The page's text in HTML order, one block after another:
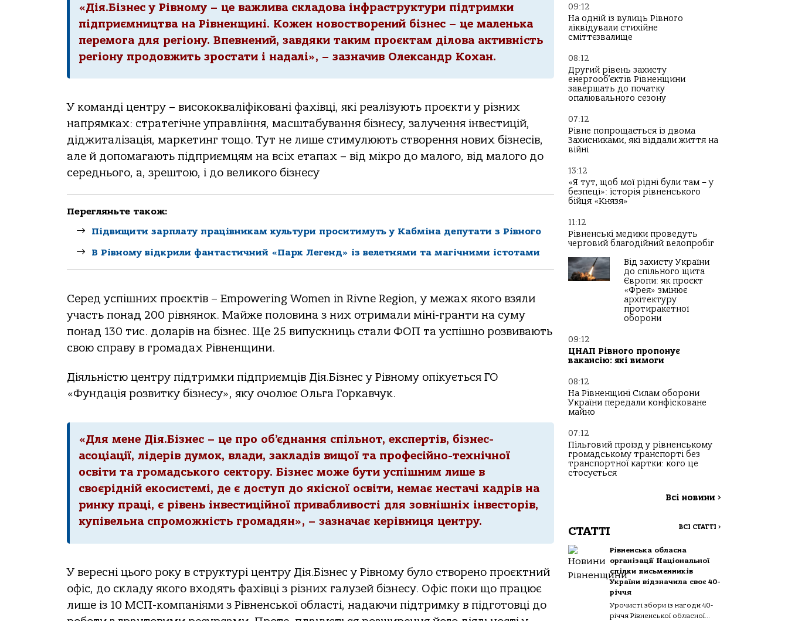
«Дія.Бізнес у Рівному – це важлива складова інфраструктури підтримки
підприємництва на Рівненщині. Кожен новостворений бізнес – це маленька
перемога для регіону. Впевнений, завдяки таким проєктам ділова активність
регіону продовжить зростати і надалі», – зазначив Олександр Кохан.
У команді центру – висококваліфіковані фахівці, які реалізують проєкти у різних
напрямках: стратегічне управління, масштабування бізнесу, залучення інвестицій,
діджиталізація, маркетинг тощо. Тут не лише стимулюють створення нових бізнесів,
але й допомагають підприємцям на всіх етапах – від мікро до малого, від малого до
середнього, а, зрештою, і до великого бізнесу
Перегляньте також:
Підвищити зарплату працівникам культури проситимуть у Кабміна депутати з Рівного
В Рівному відкрили фантастичний «Парк Легенд» із велетнями та магічними істотами
Серед успішних проєктів – Empowering Women in Rivne Region, у межах якого взяли
участь понад 200 рівнянок. Майже половина з них отримали міні-гранти на суму
понад 130 тис. доларів на бізнес. Ще 25 випускниць стали ФОП та успішно розвивають
свою справу в громадах Рівненщини.
Діяльністю центру підтримки підприємців Дія.Бізнес у Рівному опікується ГО
«Фундація розвитку бізнесу», яку очолює Ольга Горкавчук.
«Для мене Дія.Бізнес – це про об’єднання спільнот, експертів, бізнес-
асоціації, лідерів думок, влади, закладів вищої та професійно-технічної
освіти та громадського сектору. Бізнес може бути успішним лише в
своєрідній екосистемі, де є доступ до якісної освіти, немає нестачі кадрів на
ринку праці, є рівень інвестиційної привабливості для зовнішніх інвесторів,
купівельна спроможність громадян», – зазначає керівниця центру.
У вересні цього року в структурі центру Дія.Бізнес у Рівному було створено проєктний
офіс, до складу якого входять фахівці з різних галузей бізнесу. Офіс поки що працює
лише із 10 МСП-компаніями з Рівненської області, надаючи підтримку в підготовці до
09:12
На одній із вулиць Рівного
ліквідували стихійне
сміттєзвалище
08:12
Другий рівень захисту
енергооб’єктів Рівненщини
завершать до початку
опалювального сезону
07:12
Рівне попрощається із двома
Захисниками, які віддали життя на
війні
13:12
«Я тут, щоб мої рідні були там – у
безпеці»: історія рівненського
бійця «Князя»
11:12
Рівненські медики проведуть
черговий благодійний велопробіг
Від захисту України
до спільного щита
Європи: як проєкт
«Фрея» змінює
архітектуру
протиракетної
оборони
09:12
ЦНАП Рівного пропонує
вакансію: які вимоги
08:12
На Рівненщині Силам оборони
України передали конфісковане
майно
07:12
Пільговий проїзд у рівненському
громадському транспорті без
транспортної картки: кого це
стосується
Всі новини >
СТАТТІ ВСІ СТАТТІ >
Рівненська обласна
організації Національної
спілки письменників
України відзначила своє 40-
річчя
Урочисті збори із нагоди 40-
річчя Рівненської обласної...